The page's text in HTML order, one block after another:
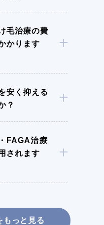
毛治療の費
かります
安く抑える
？
FAGA治療
されます
もっと見る